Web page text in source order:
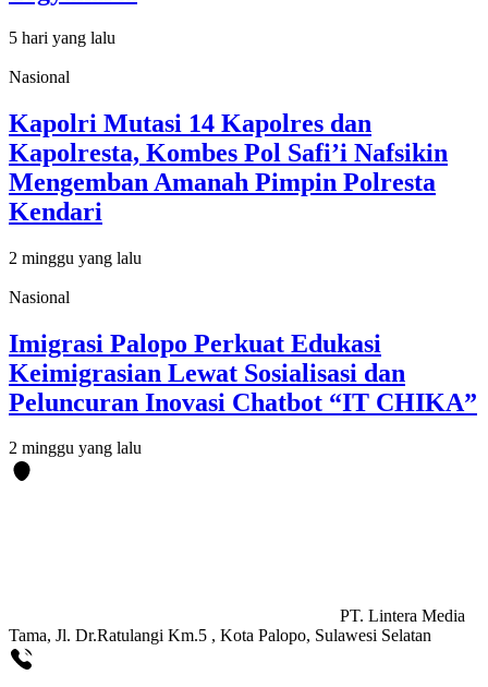
5 hari yang lalu
Nasional
Kapolri Mutasi 14 Kapolres dan
Kapolresta, Kombes Pol Safi’i Nafsikin
Mengemban Amanah Pimpin Polresta
Kendari
2 minggu yang lalu
Nasional
Imigrasi Palopo Perkuat Edukasi
Keimigrasian Lewat Sosialisasi dan
Peluncuran Inovasi Chatbot “IT CHIKA”
2 minggu yang lalu
PT. Lintera Media
Tama, Jl. Dr.Ratulangi Km.5 , Kota Palopo, Sulawesi Selatan